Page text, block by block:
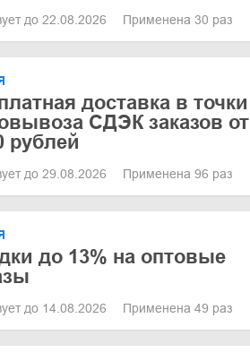
до 22.08.2026 Применена 30 раз
доставка в точки
СДЭК заказов от
рублей
до 29.08.2026 Применена 96 раз
до 13% на оптовые
до 14.08.2026 Применена 49 раз